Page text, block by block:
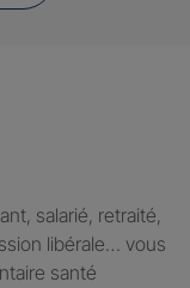
salarié, retraité,
libérale… vous
santé